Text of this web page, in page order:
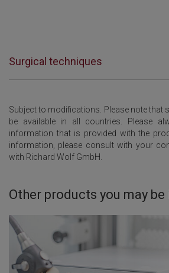
Surgical techniques
Subject to modifications. Please note that
be available in all countries. Please
information that is provided with the
information, please consult with your
with Richard Wolf GmbH.
Other products you may